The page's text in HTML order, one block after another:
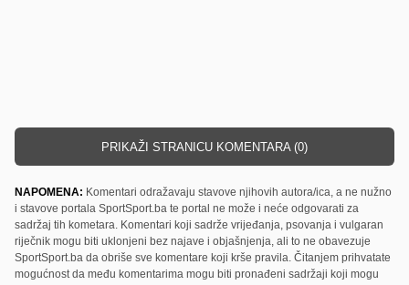
PRIKAŽI STRANICU KOMENTARA (0)
NAPOMENA: Komentari odražavaju stavove njihovih autora/ica, a ne nužno
i stavove portala SportSport.ba te portal ne može i neće odgovarati za
sadržaj tih kometara. Komentari koji sadrže vrijeđanja, psovanja i vulgaran
riječnik mogu biti uklonjeni bez najave i objašnjenja, ali to ne obavezuje
SportSport.ba da obriše sve komentare koji krše pravila. Čitanjem prihvatate
mogućnost da među komentarima mogu biti pronađeni sadržaji koji mogu